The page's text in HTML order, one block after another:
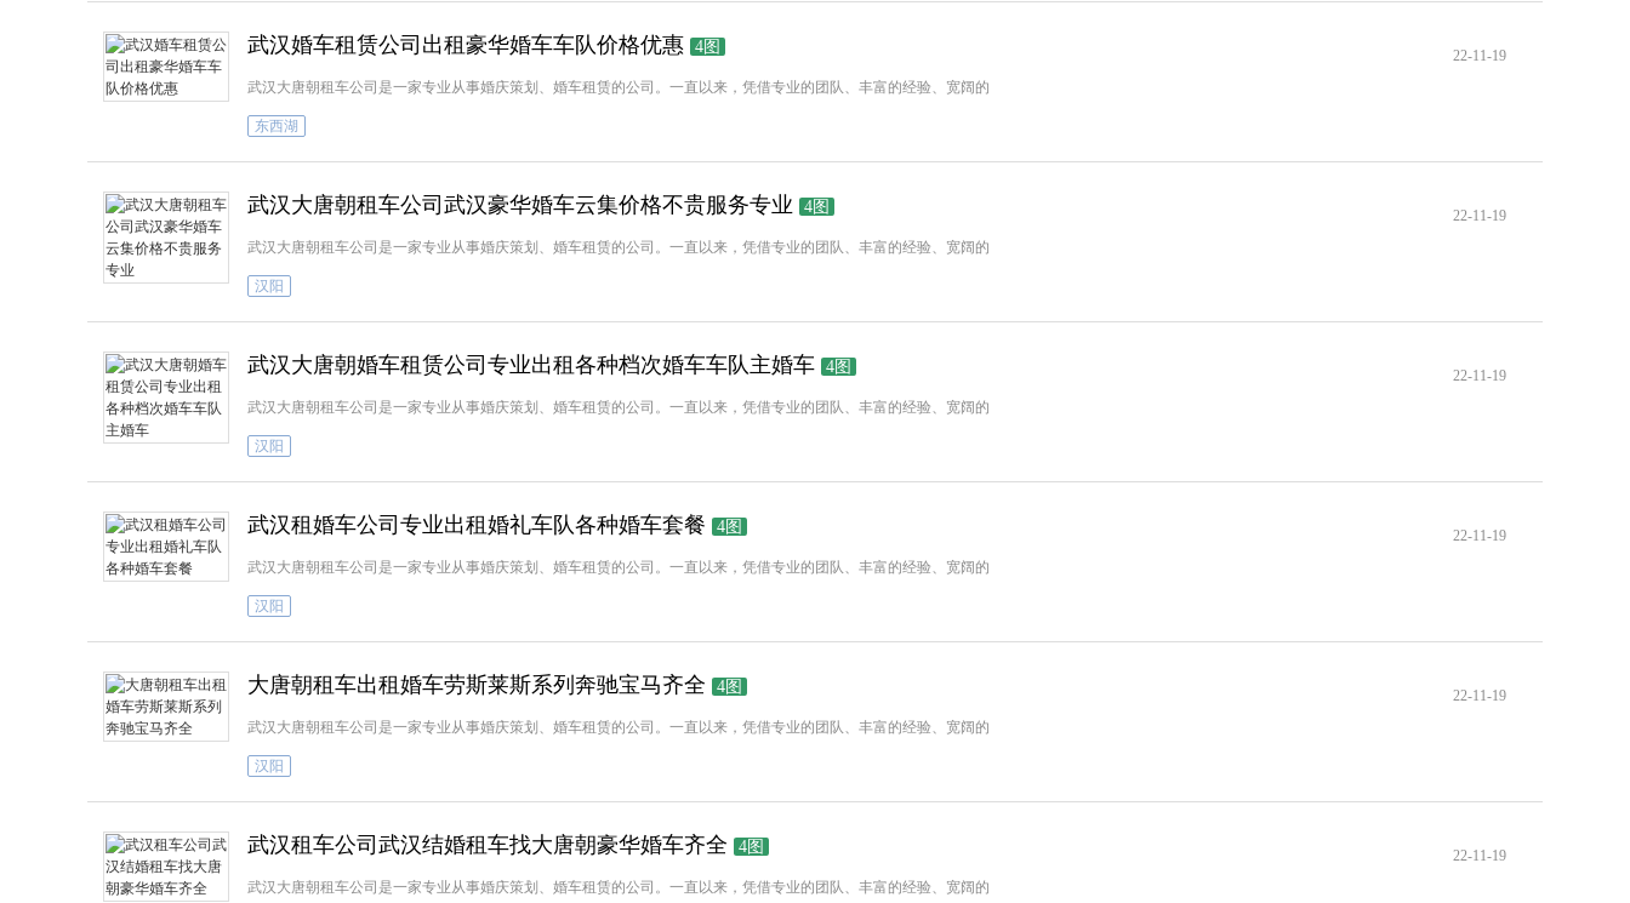
22-11-19
武汉婚车租赁公司出租豪华婚车车队价格优惠 4图
武汉大唐朝租车公司是一家专业从事婚庆策划、婚车租赁的公司。一直以来，凭借专业的团队、丰富的经验、宽阔的
东西湖
22-11-19
武汉大唐朝租车公司武汉豪华婚车云集价格不贵服务专业 4图
武汉大唐朝租车公司是一家专业从事婚庆策划、婚车租赁的公司。一直以来，凭借专业的团队、丰富的经验、宽阔的
汉阳
22-11-19
武汉大唐朝婚车租赁公司专业出租各种档次婚车车队主婚车 4图
武汉大唐朝租车公司是一家专业从事婚庆策划、婚车租赁的公司。一直以来，凭借专业的团队、丰富的经验、宽阔的
汉阳
22-11-19
武汉租婚车公司专业出租婚礼车队各种婚车套餐 4图
武汉大唐朝租车公司是一家专业从事婚庆策划、婚车租赁的公司。一直以来，凭借专业的团队、丰富的经验、宽阔的
汉阳
22-11-19
大唐朝租车出租婚车劳斯莱斯系列奔驰宝马齐全 4图
武汉大唐朝租车公司是一家专业从事婚庆策划、婚车租赁的公司。一直以来，凭借专业的团队、丰富的经验、宽阔的
汉阳
22-11-19
武汉租车公司武汉结婚租车找大唐朝豪华婚车齐全 4图
武汉大唐朝租车公司是一家专业从事婚庆策划、婚车租赁的公司。一直以来，凭借专业的团队、丰富的经验、宽阔的